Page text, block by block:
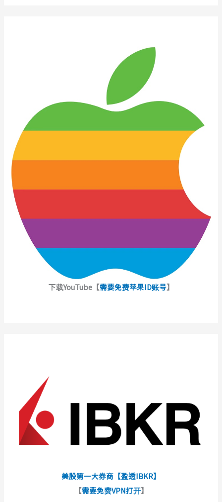
下载YouTube【需要免费苹果ID账号】
美股第一大券商【盈透IBKR】
【需要免费VPN打开】